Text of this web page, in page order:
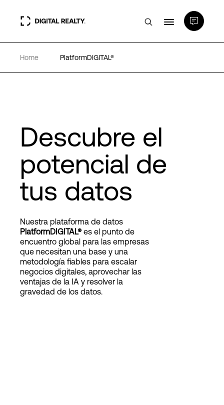
Centros de Datos
Experiencia y recursos
Acerca de
Language
Login
Home PlatformDIGITAL®
Descubre el
potencial de
tus datos
Nuestra plataforma de datos
PlatformDIGITAL® es el punto de
encuentro global para las empresas
que necesitan una base y una
metodología fiables para escalar
negocios digitales, aprovechar las
ventajas de la IA y resolver la
gravedad de los datos.